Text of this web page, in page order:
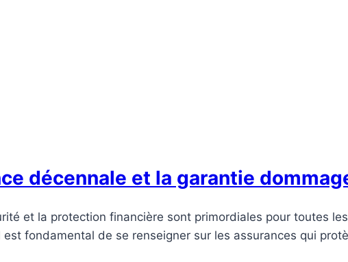
décennale et la garantie
et la protection financière sont primordiales pour toutes
fondamental de se renseigner sur les assurances qui